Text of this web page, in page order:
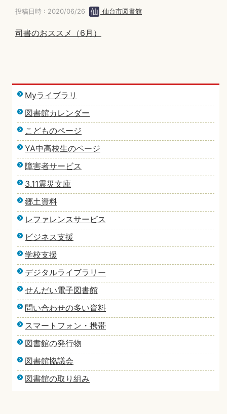
投稿日時 : 2020/06/26 仙台市図書館
司書のおススメ（6月）
Myライブラリ
図書館カレンダー
こどものページ
YA中高校生のページ
障害者サービス
3.11震災文庫
郷土資料
レファレンスサービス
ビジネス支援
学校支援
デジタルライブラリー
せんだい電子図書館
問い合わせの多い資料
スマートフォン・携帯
図書館の発行物
図書館協議会
図書館の取り組み